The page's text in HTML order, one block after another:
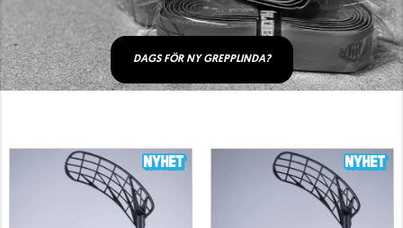
DAGS FÖR NY GREPPLINDA?